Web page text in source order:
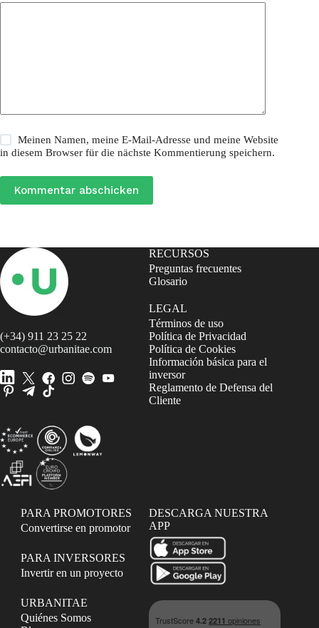
Meinen Namen, meine E-Mail-Adresse und meine Website
in diesem Browser für die nächste Kommentierung speichern.
Kommentar abschicken
(+34) 911 23 25 22
contacto@urbanitae.com
RECURSOS
Preguntas frecuentes
Glosario
LEGAL
Términos de uso
Política de Privacidad
Política de Cookies
Información básica para el
inversor
Reglamento de Defensa del
Cliente
PARA PROMOTORES
Convertirse en promotor
PARA INVERSORES
Invertir en un proyecto
URBANITAE
Quiénes Somos
DESCARGA NUESTRA
APP